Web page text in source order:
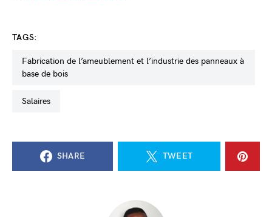
TAGS:
fabrication de l’ameublement et l’industrie des panneaux à
base de bois
salaires
SHARE TWEET